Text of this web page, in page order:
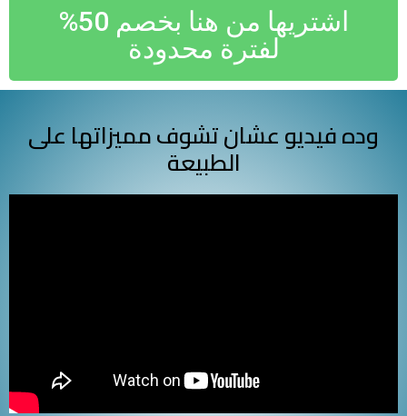
اشتريها من هنا بخصم 50%
لفترة محدودة
وده فيديو عشان تشوف مميزاتها على
الطبيعة